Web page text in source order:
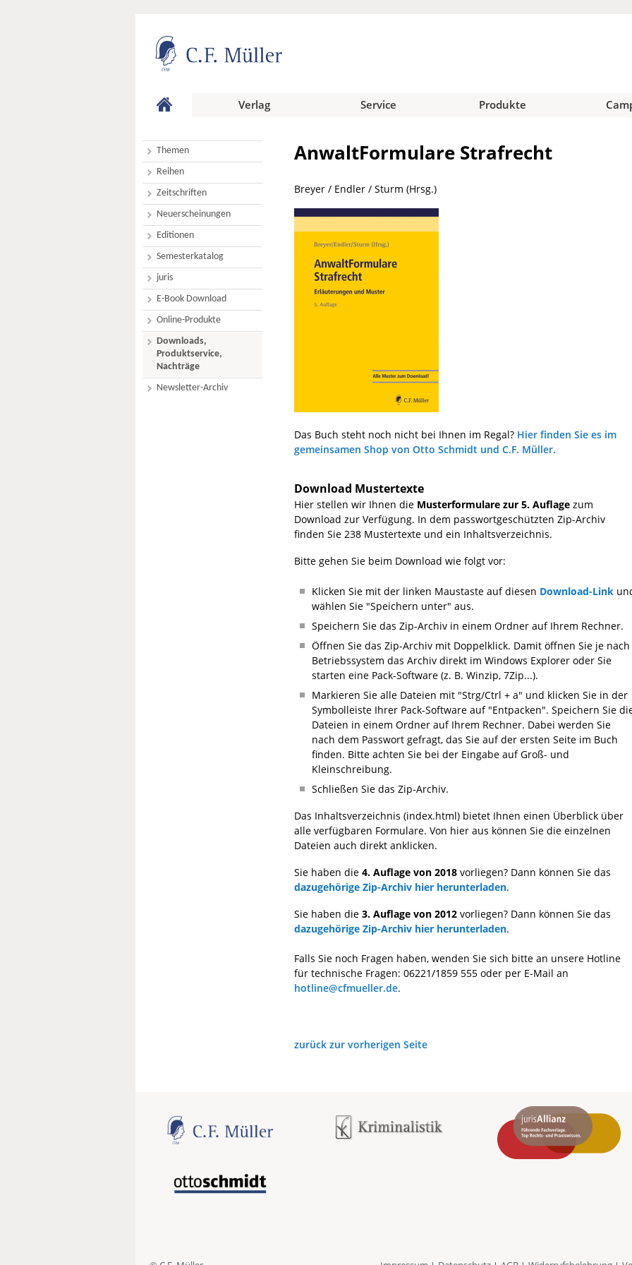
Verlag Service Produkte
Themen
Reihen
Zeitschriften
Neuerscheinungen
Editionen
Semesterkatalog
juris
E-Book Download
Online-Produkte
Downloads,
Produktservice,
Nachträge
Newsletter-Archiv
AnwaltFormulare Strafrecht
Breyer / Endler / Sturm (Hrsg.)
Das Buch steht noch nicht bei Ihnen im Regal? Hier finden Sie es im
gemeinsamen Shop von Otto Schmidt und C.F. Müller.
Download Mustertexte
Hier stellen wir Ihnen die Musterformulare zur 5. Auflage zum
Download zur Verfügung. In dem passwortgeschützten Zip-Archiv
finden Sie 238 Mustertexte und ein Inhaltsverzeichnis.
Bitte gehen Sie beim Download wie folgt vor:
Klicken Sie mit der linken Maustaste auf diesen Download-Link
wählen Sie "Speichern unter" aus.
Speichern Sie das Zip-Archiv in einem Ordner auf Ihrem Rechner.
Öffnen Sie das Zip-Archiv mit Doppelklick. Damit öffnen Sie je nach
Betriebssystem das Archiv direkt im Windows Explorer oder Sie
starten eine Pack-Software (z. B. Winzip, 7Zip...).
Markieren Sie alle Dateien mit "Strg/Ctrl + a" und klicken Sie in der
Symbolleiste Ihrer Pack-Software auf "Entpacken". Speichern Sie
Dateien in einem Ordner auf Ihrem Rechner. Dabei werden Sie
nach dem Passwort gefragt, das Sie auf der ersten Seite im Buch
finden. Bitte achten Sie bei der Eingabe auf Groß- und
Kleinschreibung.
Schließen Sie das Zip-Archiv.
Das Inhaltsverzeichnis (index.html) bietet Ihnen einen Überblick über
alle verfügbaren Formulare. Von hier aus können Sie die einzelnen
Dateien auch direkt anklicken.
Sie haben die 4. Auflage von 2018 vorliegen? Dann können Sie das
dazugehörige Zip-Archiv hier herunterladen.
Sie haben die 3. Auflage von 2012 vorliegen? Dann können Sie das
dazugehörige Zip-Archiv hier herunterladen.
Falls Sie noch Fragen haben, wenden Sie sich bitte an unsere Hotline
für technische Fragen: 06221/1859 555 oder per E-Mail an
hotline@cfmueller.de.
zurück zur vorherigen Seite